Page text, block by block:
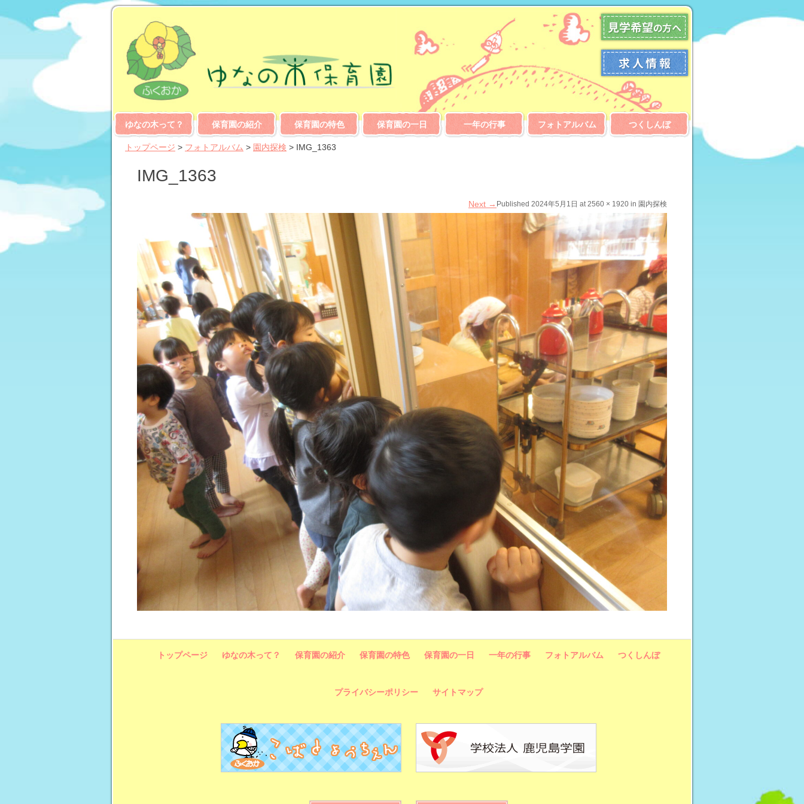
ゆなの木って？ 保育園の紹介 保育園の特色 保育園の一日 一年の行事 フォトアルバム つくしんぼ
トップページ > フォトアルバム > 園内探検 > IMG_1363
IMG_1363
Published 2024年5月1日 at2560 × 1920 in 園内探検
Next →
トップページ ゆなの木って？ 保育園の紹介 保育園の特色 保育園の一日 一年の行事 フォトアルバム つくしんぼ
プライバシーポリシー サイトマップ